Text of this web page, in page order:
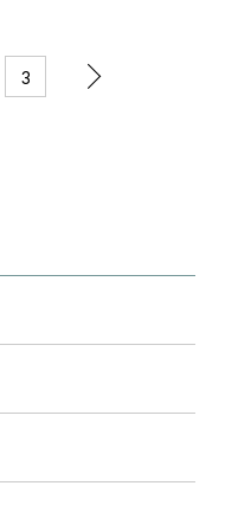
3
次
表
示